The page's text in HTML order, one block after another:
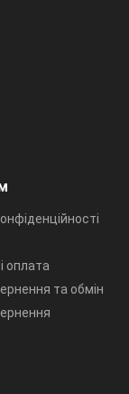
оплата
та обмін